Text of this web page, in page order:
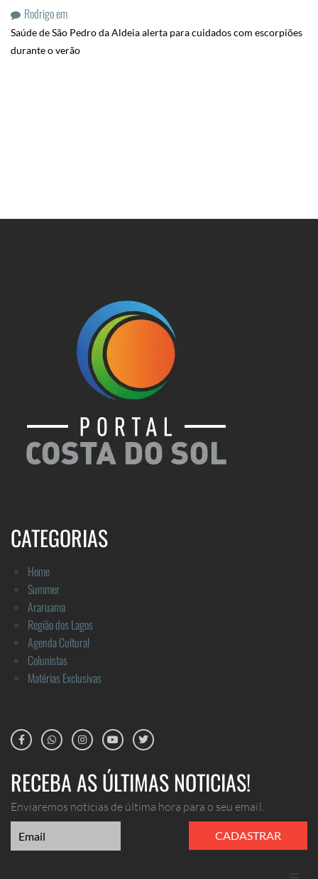
Rodrigoem
Saúde de São Pedro da Aldeia alerta para cuidados com escorpiões
durante o verão
CATEGORIAS
Home
Summer
Araruama
Região dos Lagos
Agenda Cultural
Colunistas
Matérias Exclusivas
RECEBA AS ÚLTIMAS NOTICIAS!
Enviaremos noticias de última hora para o seu email.
CADASTRAR